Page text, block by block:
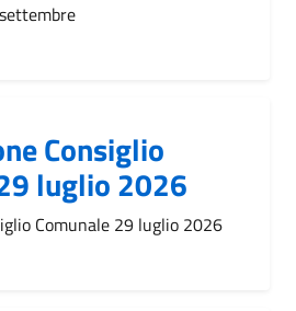
Consiglio
luglio 2026
Comunale 29 luglio 2026